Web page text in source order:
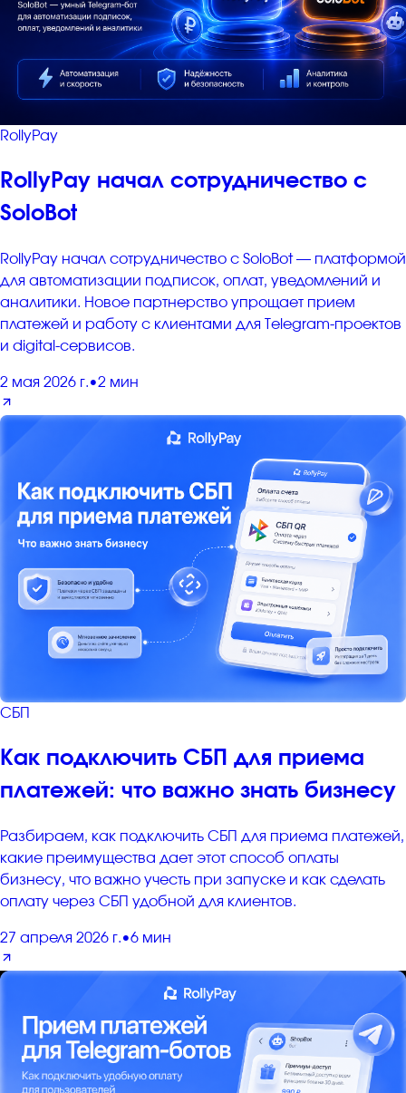
RollyPay
RollyPay начал сотрудничество с
SoloBot
RollyPay начал сотрудничество с SoloBot — платформой
для автоматизации подписок, оплат, уведомлений и
аналитики. Новое партнерство упрощает прием
платежей и работу с клиентами для Telegram-проектов
и digital-сервисов.
2 мая 2026 г.•2 мин
СБП
Как подключить СБП для приема
платежей: что важно знать бизнесу
Разбираем, как подключить СБП для приема платежей,
какие преимущества дает этот способ оплаты
бизнесу, что важно учесть при запуске и как сделать
оплату через СБП удобной для клиентов.
27 апреля 2026 г.•6 мин